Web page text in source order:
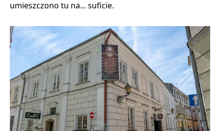
umieszczono tu na... suficie.